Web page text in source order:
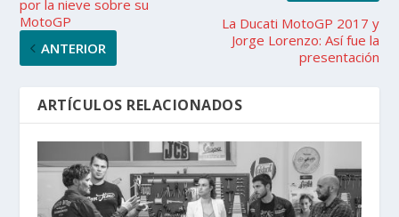
por la nieve sobre su
MotoGP
ANTERIOR
La Ducati MotoGP 2017 y
Jorge Lorenzo: Así fue la
presentación
ARTÍCULOS RELACIONADOS